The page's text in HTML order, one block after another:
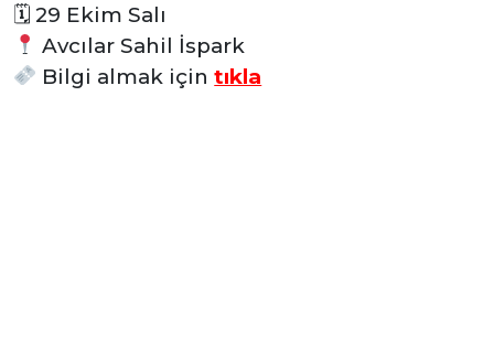
🗓 29 Ekim Salı
Avcılar Sahil İspark
Bilgi almak için tıkla